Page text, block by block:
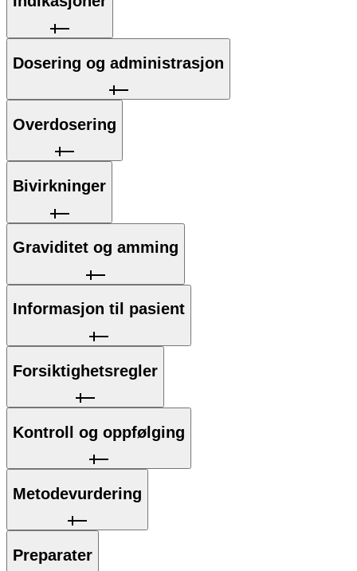
Dosering og administrasjon
Overdosering
Bivirkninger
Graviditet og amming
Informasjon til pasient
Forsiktighetsregler
Kontroll og oppfølging
Metodevurdering
Preparater